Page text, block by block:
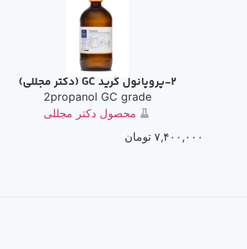
2-پروپانول گرید GC (دکتر مجللی)
2propanol GC grade
محصول دکتر مجللی
۷,۴۰۰,۰۰۰ تومان